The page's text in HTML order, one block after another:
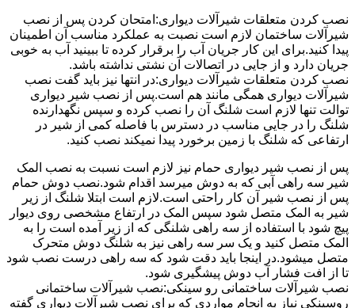
نصب کردن متعلقات شیرآلات دیواری:امتحان کردن پس از نصب
شیرآلات ساختمان لازم است نصبت به عملکرد مناسب آن اطمینان
پیدا کنید.برای این کار جریان آب را برقرار کرده تا ببینید آب به خوبی
جریان دارد و از جایی در اتصالات آن نشتی نداشته باشد.
نصب کردن متعلقات شیرآلات دیواری:در انتها نیز باید گفت نصب
شیرآلات دیواری همگی مانند هم است.پس از نصب شیر دیواری
توالت تنها لازم است شلنگ آن را نصب کرده و سپس نگهدارنده
شلنگ را در جایی مناسب در دسترس با فاصله کمی از شیر در
ارتفاعی که شلنگ با زمین برخورد پیدا نمیکند نصب کنید.
پس از نصب شیر دیواری حمام نیز لازم است نسبت به نصب المک
شیر سه راهی آبی که به دوش میرسد اقدام شود.نصب دوش حمام
پس از نصب شیر آن کار راحتی است.لازم است ابتلا شلنگ از زیر
شیر به المک متصل شود سپس المک در ارتفاع مشخصی روی دیوار
پیچ شود با استفاده از سه راهی شلنگی که از زیر آمده است را به
المک متصل کنید و یک سر سه راهی نیز به شلنگ دوش متحرک
متصل میشود.در اینجا باید دقت شود که سه راهی درست نصب شود
تا از افت فشار آب دوش پیشگیری شود.
نصب شیرآلات ساختمانی رو سینکی:نصب شیرآلات ساختمانی
روسینکی نیاز به انجام مواردی که برای نصب شیرآلات دیواری گفته